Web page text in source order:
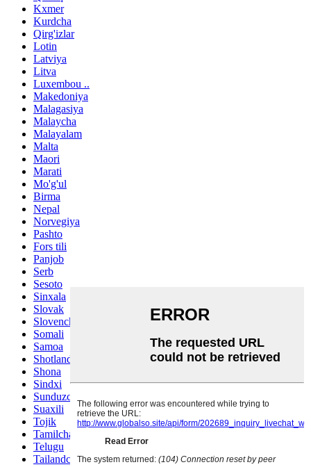
Kxmer
Kurdcha
Qirg'izlar
Lotin
Latviya
Litva
Luxembou ..
Makedoniya
Malagasiya
Malaycha
Malayalam
Malta
Maori
Marati
Mo'g'ul
Birma
Nepal
Norvegiya
Pashto
Fors tili
Panjob
Serb
Sesoto
Sinxala
Slovak
Slovencha
Somali
Samoa
Shotlandiya gal
Shona
Sindxi
Sunduzcha
Suaxili
Tojik
Tamilcha
Telugu
Tailandcha